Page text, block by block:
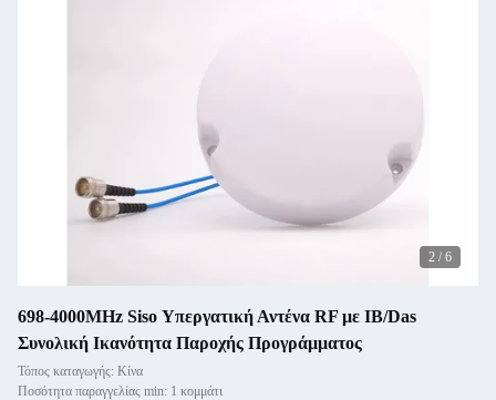
2 / 6
698-4000MHz Siso Υπεργατική Αντένα RF με ΙΒ/Das
Συνολική Ικανότητα Παροχής Προγράμματος
Τόπος καταγωγής: Κίνα
Ποσότητα παραγγελίας min: 1 κομμάτι